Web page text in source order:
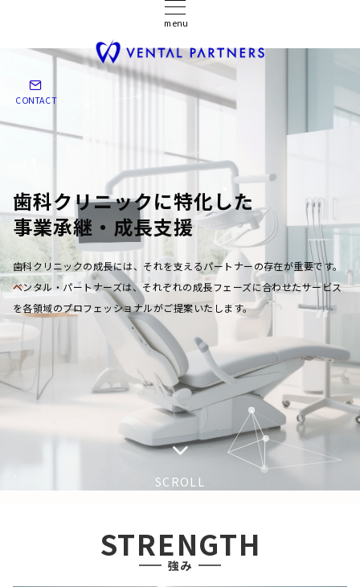
menu
CONTACT
歯科クリニックに特化した
事業承継・成長支援
歯科クリニックの成長には、それを支えるパートナーの存在が重要です。
ベンタル・パートナーズは、それぞれの成長フェーズに合わせたサービス
を各領域のプロフェッショナルがご提案いたします。
SCROLL
STRENGTH
強み